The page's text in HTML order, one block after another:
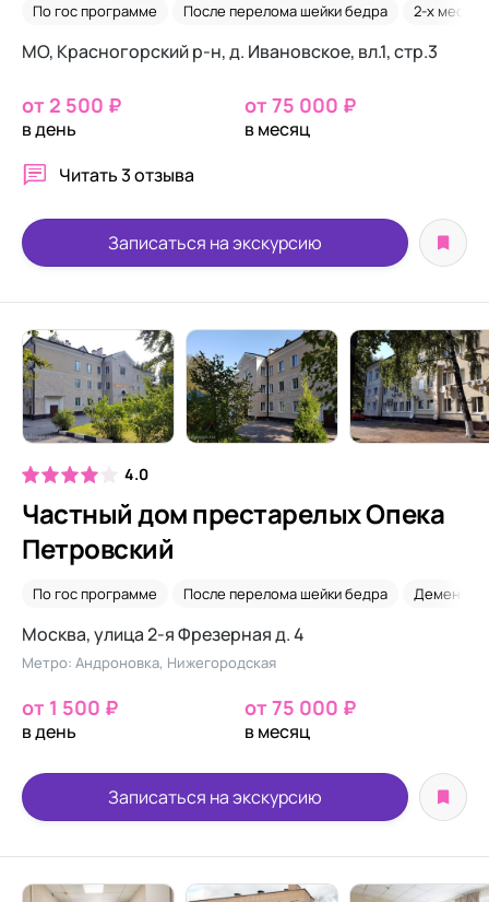
По гос программе После перелома шейки бедра 2-х
МО, Красногорский р-н, д. Ивановское, вл.1, стр.3
от 2 500 ₽
в день
от 75 000 ₽
в месяц
Читать3 отзыва
Записаться на экскурсию
4.0
Частный дом престарелых Опека
Петровский
По гос программе После перелома шейки бедра Деменция
Москва, улица 2-я Фрезерная д. 4
Метро: Андроновка, Нижегородская
от 1 500 ₽
в день
от 75 000 ₽
в месяц
Записаться на экскурсию